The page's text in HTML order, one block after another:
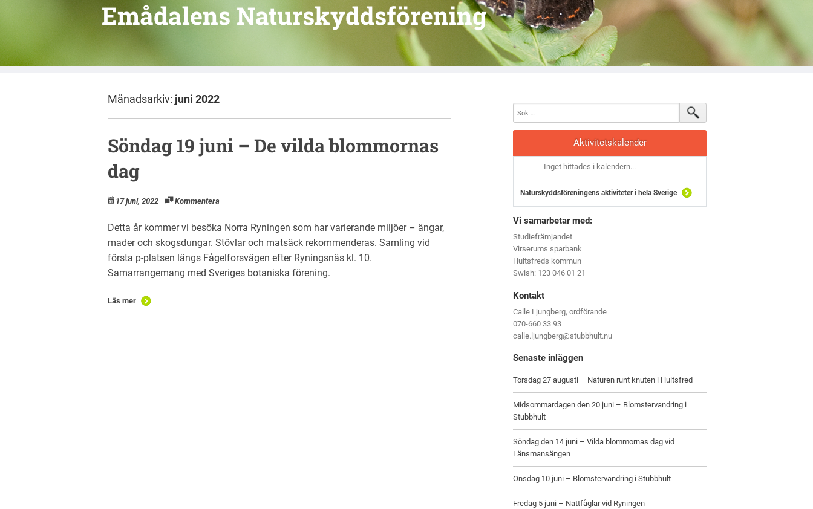
Emådalens Naturskyddsförening
Månadsarkiv: juni 2022
Söndag 19 juni – De vilda blommornas
dag
17 juni, 2022 Kommentera
Detta år kommer vi besöka Norra Ryningen som har varierande miljöer – ängar,
mader och skogsdungar. Stövlar och matsäck rekommenderas. Samling vid
första p-platsen längs Fågelforsvägen efter Ryningsnäs kl. 10.
Samarrangemang med Sveriges botaniska förening.
Läs mer
Aktivitetskalender
Inget hittades i kalendern...
Naturskyddsföreningens aktiviteter i hela Sverige
Vi samarbetar med:
Studiefrämjandet
Virserums sparbank
Hultsfreds kommun
Swish: 123 046 01 21
Kontakt
Calle Ljungberg, ordförande
070-660 33 93
calle.ljungberg@stubbhult.nu
Senaste inläggen
Torsdag 27 augusti – Naturen runt knuten i Hultsfred
Midsommardagen den 20 juni – Blomstervandring i
Stubbhult
Söndag den 14 juni – Vilda blommornas dag vid
Länsmansängen
Onsdag 10 juni – Blomstervandring i Stubbhult
Fredag 5 juni – Nattfåglar vid Ryningen